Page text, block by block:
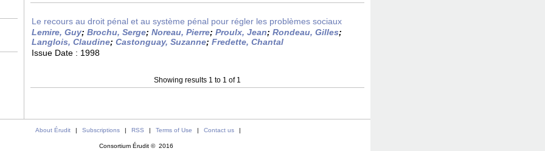
Le recours au droit pénal et au système pénal pour régler les problèmes sociaux
Lemire, Guy; Brochu, Serge; Noreau, Pierre; Proulx, Jean; Rondeau, Gilles;
Langlois, Claudine; Castonguay, Suzanne; Fredette, Chantal
Issue Date : 1998
Showing results 1 to 1 of 1
About Érudit | Subscriptions | RSS | Terms of Use | Contact us |
Consortium Érudit © 2016